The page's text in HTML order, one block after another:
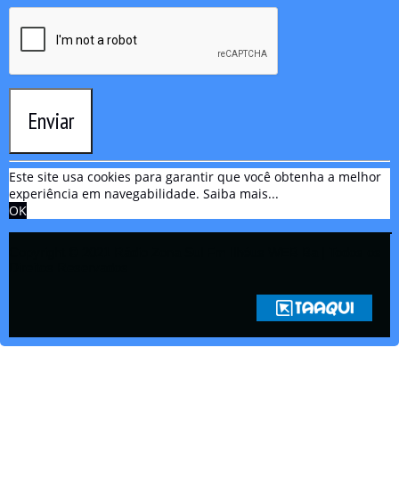
Enviar
Este site usa cookies para garantir que você obtenha a melhor
experiência em navegabilidade. Saiba mais...
OK